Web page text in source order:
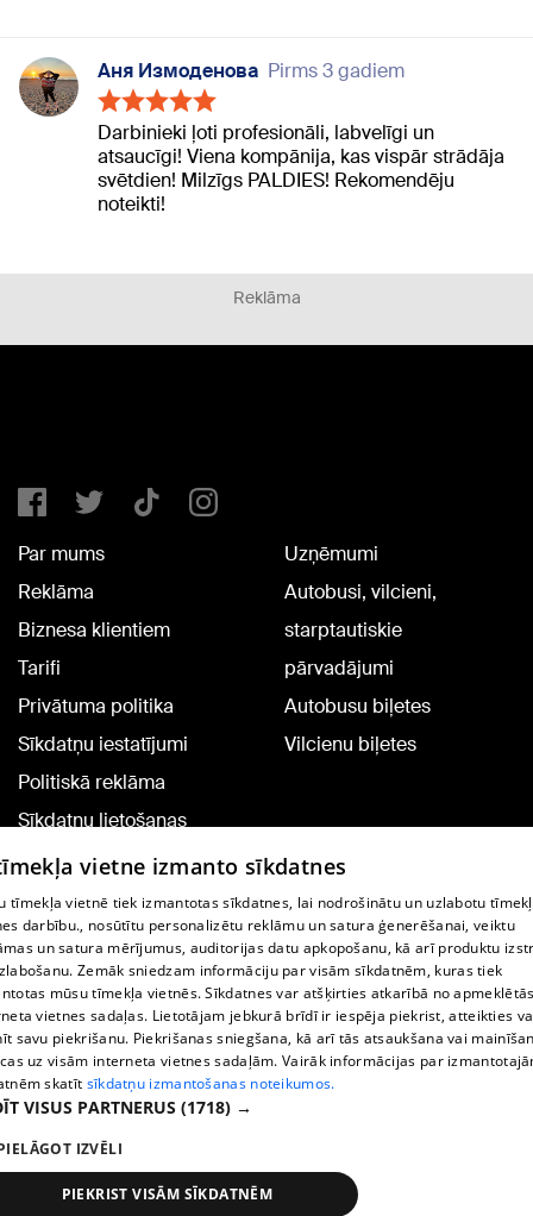
Аня Измоденова Pirms 3 gadiem
Darbinieki ļoti profesionāli, labvelīgi un
atsaucīgi! Viena kompānija, kas vispār strādāja
svētdien! Milzīgs PALDIES! Rekomendēju
noteikti!
Reklāma
Par mums
Reklāma
Biznesa klientiem
Tarifi
Privātuma politika
Sīkdatņu iestatījumi
Politiskā reklāma
Sīkdatņu lietošanas
noteikumi
Komentāru pievienošana
Uzņēmumi
Autobusi, vilcieni,
starptautiskie
pārvadājumi
Autobusu biļetes
Vilcienu biļetes
TV programma
Līguma noteikumi
360 Ziņu kontakti
Helio Media
Portāla palīdzības dienests: e-pasts -
All rights reserved.
vietne izmanto sīkdatnes
tīmekļa vietnē tiek izmantotas sīkdatnes, lai nodrošinātu un uzlabotu
darbību., nosūtītu personalizētu reklāmu un satura ģenerēšanai, veiktu
un satura mērījumus, auditorijas datu apkopošanu, kā arī produktu
Zemāk sniedzam informāciju par visām sīkdatnēm, kuras tiek
mūsu tīmekļa vietnēs. Sīkdatnes var atšķirties atkarībā no
vietnes sadaļas. Lietotājam jebkurā brīdī ir iespēja piekrist, atteikties
savu piekrišanu. Piekrišanas sniegšana, kā arī tās atsaukšana vai
uz visām interneta vietnes sadaļām. Vairāk informācijas par
skatīt sīkdatņu izmantošanas noteikumos.
VISUS PARTNERUS (1718) →
IZVĒLI
PIEKRIST VISĀM SĪKDATNĒM